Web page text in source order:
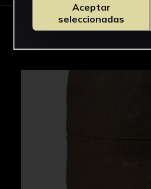
Aceptar
seleccionadas